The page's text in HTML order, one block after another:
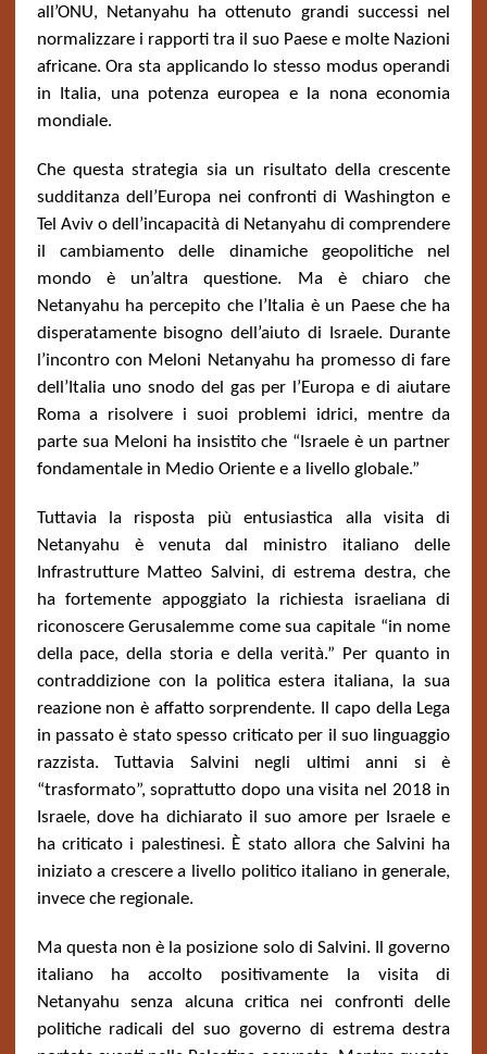
all’ONU, Netanyahu ha ottenuto grandi successi nel
normalizzare i rapporti tra il suo Paese e molte Nazioni
africane. Ora sta applicando lo stesso modus operandi
in Italia, una potenza europea e la nona economia
mondiale.
Che questa strategia sia un risultato della crescente
sudditanza dell’Europa nei confronti di Washington e
Tel Aviv o dell’incapacità di Netanyahu di comprendere
il cambiamento delle dinamiche geopolitiche nel
mondo è un’altra questione. Ma è chiaro che
Netanyahu ha percepito che l’Italia è un Paese che ha
disperatamente bisogno dell’aiuto di Israele. Durante
l’incontro con Meloni Netanyahu ha promesso di fare
dell’Italia uno snodo del gas per l’Europa e di aiutare
Roma a risolvere i suoi problemi idrici, mentre da
parte sua Meloni ha insistito che “Israele è un partner
fondamentale in Medio Oriente e a livello globale.”
Tuttavia la risposta più entusiastica alla visita di
Netanyahu è venuta dal ministro italiano delle
Infrastrutture Matteo Salvini, di estrema destra, che
ha fortemente appoggiato la richiesta israeliana di
riconoscere Gerusalemme come sua capitale “in nome
della pace, della storia e della verità.” Per quanto in
contraddizione con la politica estera italiana, la sua
reazione non è affatto sorprendente. Il capo della Lega
in passato è stato spesso criticato per il suo linguaggio
razzista. Tuttavia Salvini negli ultimi anni si è
“trasformato”, soprattutto dopo una visita nel 2018 in
Israele, dove ha dichiarato il suo amore per Israele e
ha criticato i palestinesi. È stato allora che Salvini ha
iniziato a crescere a livello politico italiano in generale,
invece che regionale.
Ma questa non è la posizione solo di Salvini. Il governo
italiano ha accolto positivamente la visita di
Netanyahu senza alcuna critica nei confronti delle
politiche radicali del suo governo di estrema destra